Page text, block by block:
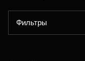
Фильтры